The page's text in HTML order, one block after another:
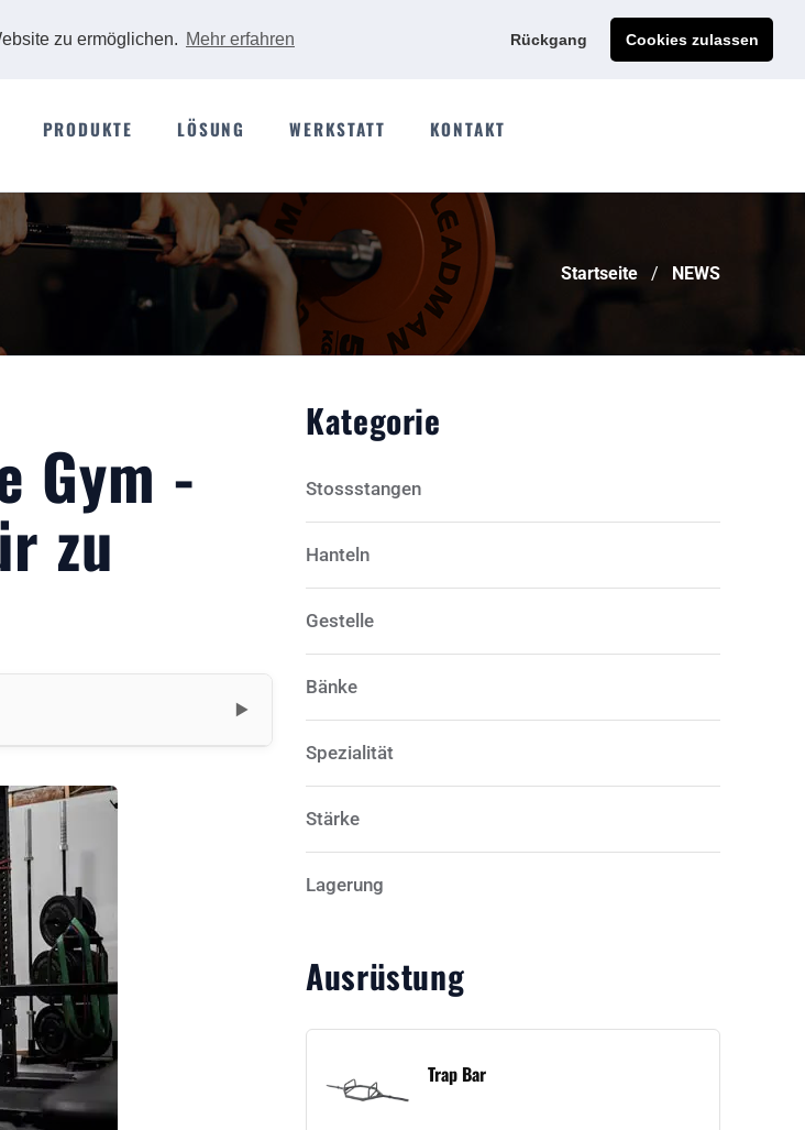
zu ermöglichen. Mehr erfahren Rückgang Cookies zulassen
Jetzt individuelles Angebot anfordern
PRODUKTE LÖSUNG WERKSTATT KONTAKT
Startseite NEWS
Gym -
zu
▼
Kategorie
Stossstangen
Hanteln
Gestelle
Bänke
Spezialität
Stärke
Lagerung
Ausrüstung
Trap Bar